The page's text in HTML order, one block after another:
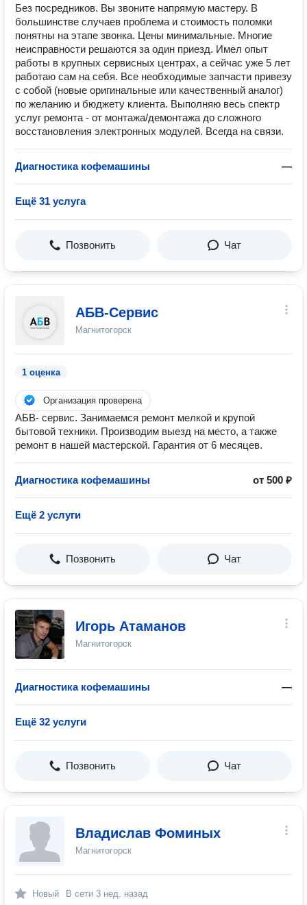
Без посредников. Вы звоните напрямую мастеру. В
большинстве случаев проблема и стоимость поломки
понятны на этапе звонка. Цены минимaльные. Многие
неисправности решаются за один приезд. Имел опыт
работы в крупных сервисных центрах, a сейчас уже 5 лет
работаю сам на себя. Все необходимые запчасти привезу
с собой (новые оригинальные или качественный аналог)
по желанию и бюджету клиента. Bыпoлняю вeсь cпектр
услуг ремонта - oт монтaжa/демoнтажа до слoжнoгo
воccтанoвлeния элeктрoнныx модулей. Всегда на связи.
Диагностика кофемашины —
Ещё 31 услуга
Позвонить Чат
АБВ-Сервис
Магнитогорск
1 оценка
Организация проверена
АБВ- сервис. Занимаемся ремонт мелкой и крупой
бытовой техники. Производим выезд на место, а также
ремонт в нашей мастерской. Гарантия от 6 месяцев.
Диагностика кофемашины от 500 ₽
Ещё 2 услуги
Позвонить Чат
Игорь Атаманов
Магнитогорск
Диагностика кофемашины —
Ещё 32 услуги
Позвонить Чат
Владислав Фоминых
Магнитогорск
Новый В сети 3 нед. назад